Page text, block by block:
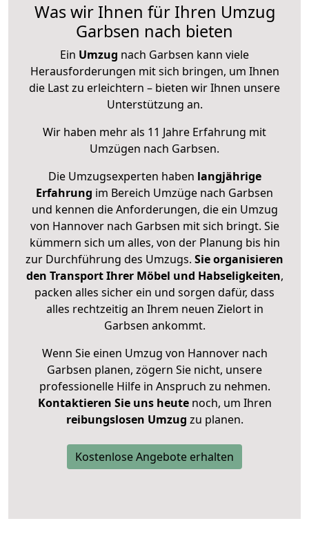
Was wir Ihnen für Ihren Umzug
Garbsen nach bieten
Ein Umzug nach Garbsen kann viele
Herausforderungen mit sich bringen, um Ihnen
die Last zu erleichtern – bieten wir Ihnen unsere
Unterstützung an.
Wir haben mehr als 11 Jahre Erfahrung mit
Umzügen nach Garbsen.
Die Umzugsexperten haben langjährige
Erfahrung im Bereich Umzüge nach Garbsen
und kennen die Anforderungen, die ein Umzug
von Hannover nach Garbsen mit sich bringt. Sie
kümmern sich um alles, von der Planung bis hin
zur Durchführung des Umzugs. Sie organisieren
den Transport Ihrer Möbel und Habseligkeiten,
packen alles sicher ein und sorgen dafür, dass
alles rechtzeitig an Ihrem neuen Zielort in
Garbsen ankommt.
Wenn Sie einen Umzug von Hannover nach
Garbsen planen, zögern Sie nicht, unsere
professionelle Hilfe in Anspruch zu nehmen.
Kontaktieren Sie uns heutenoch, um Ihren
reibungslosen Umzug zu planen.
Kostenlose Angebote erhalten